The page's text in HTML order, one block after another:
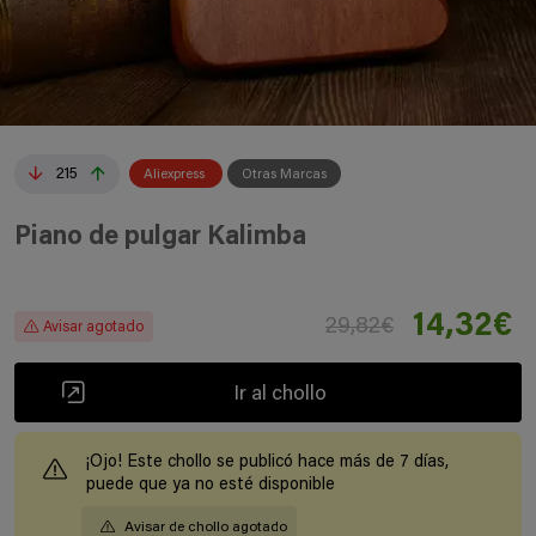
215 Aliexpress Otras Marcas
Piano de pulgar Kalimba
Avisar agotado 29,82€ 14,32€
Ir al chollo
¡Ojo! Este chollo se publicó hace más de 7 días,
puede que ya no esté disponible
Avisar de chollo agotado